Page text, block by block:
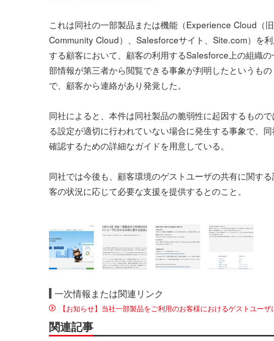
これは同社の一部製品または機能（Experience Cloud（旧
Community Cloud）、Salesforceサイト、Site.com）を
する顧客において、顧客の利用するSalesforce上の組織の
部情報が第三者から閲覧できる事象が判明したというもの
で、顧客から連絡があり発覚した。
同社によると、本件は同社製品の脆弱性に起因するもの
る設定が適切に行われていない場合に発生する事象で、
確認するための詳細なガイドを用意している。
同社では今後も、顧客環境のゲストユーザの共有に関す
客の状況に応じて必要な支援を提供するとのこと。
一次情報または関連リンク
【お知らせ】当社一部製品をご利用のお客様におけるゲストユー
関連記事